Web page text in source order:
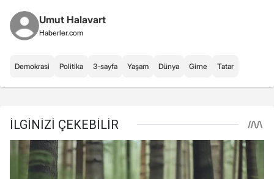
Umut Halavart
Haberler.com
Demokrasi Politika 3-sayfa Yaşam Dünya Girne Tatar